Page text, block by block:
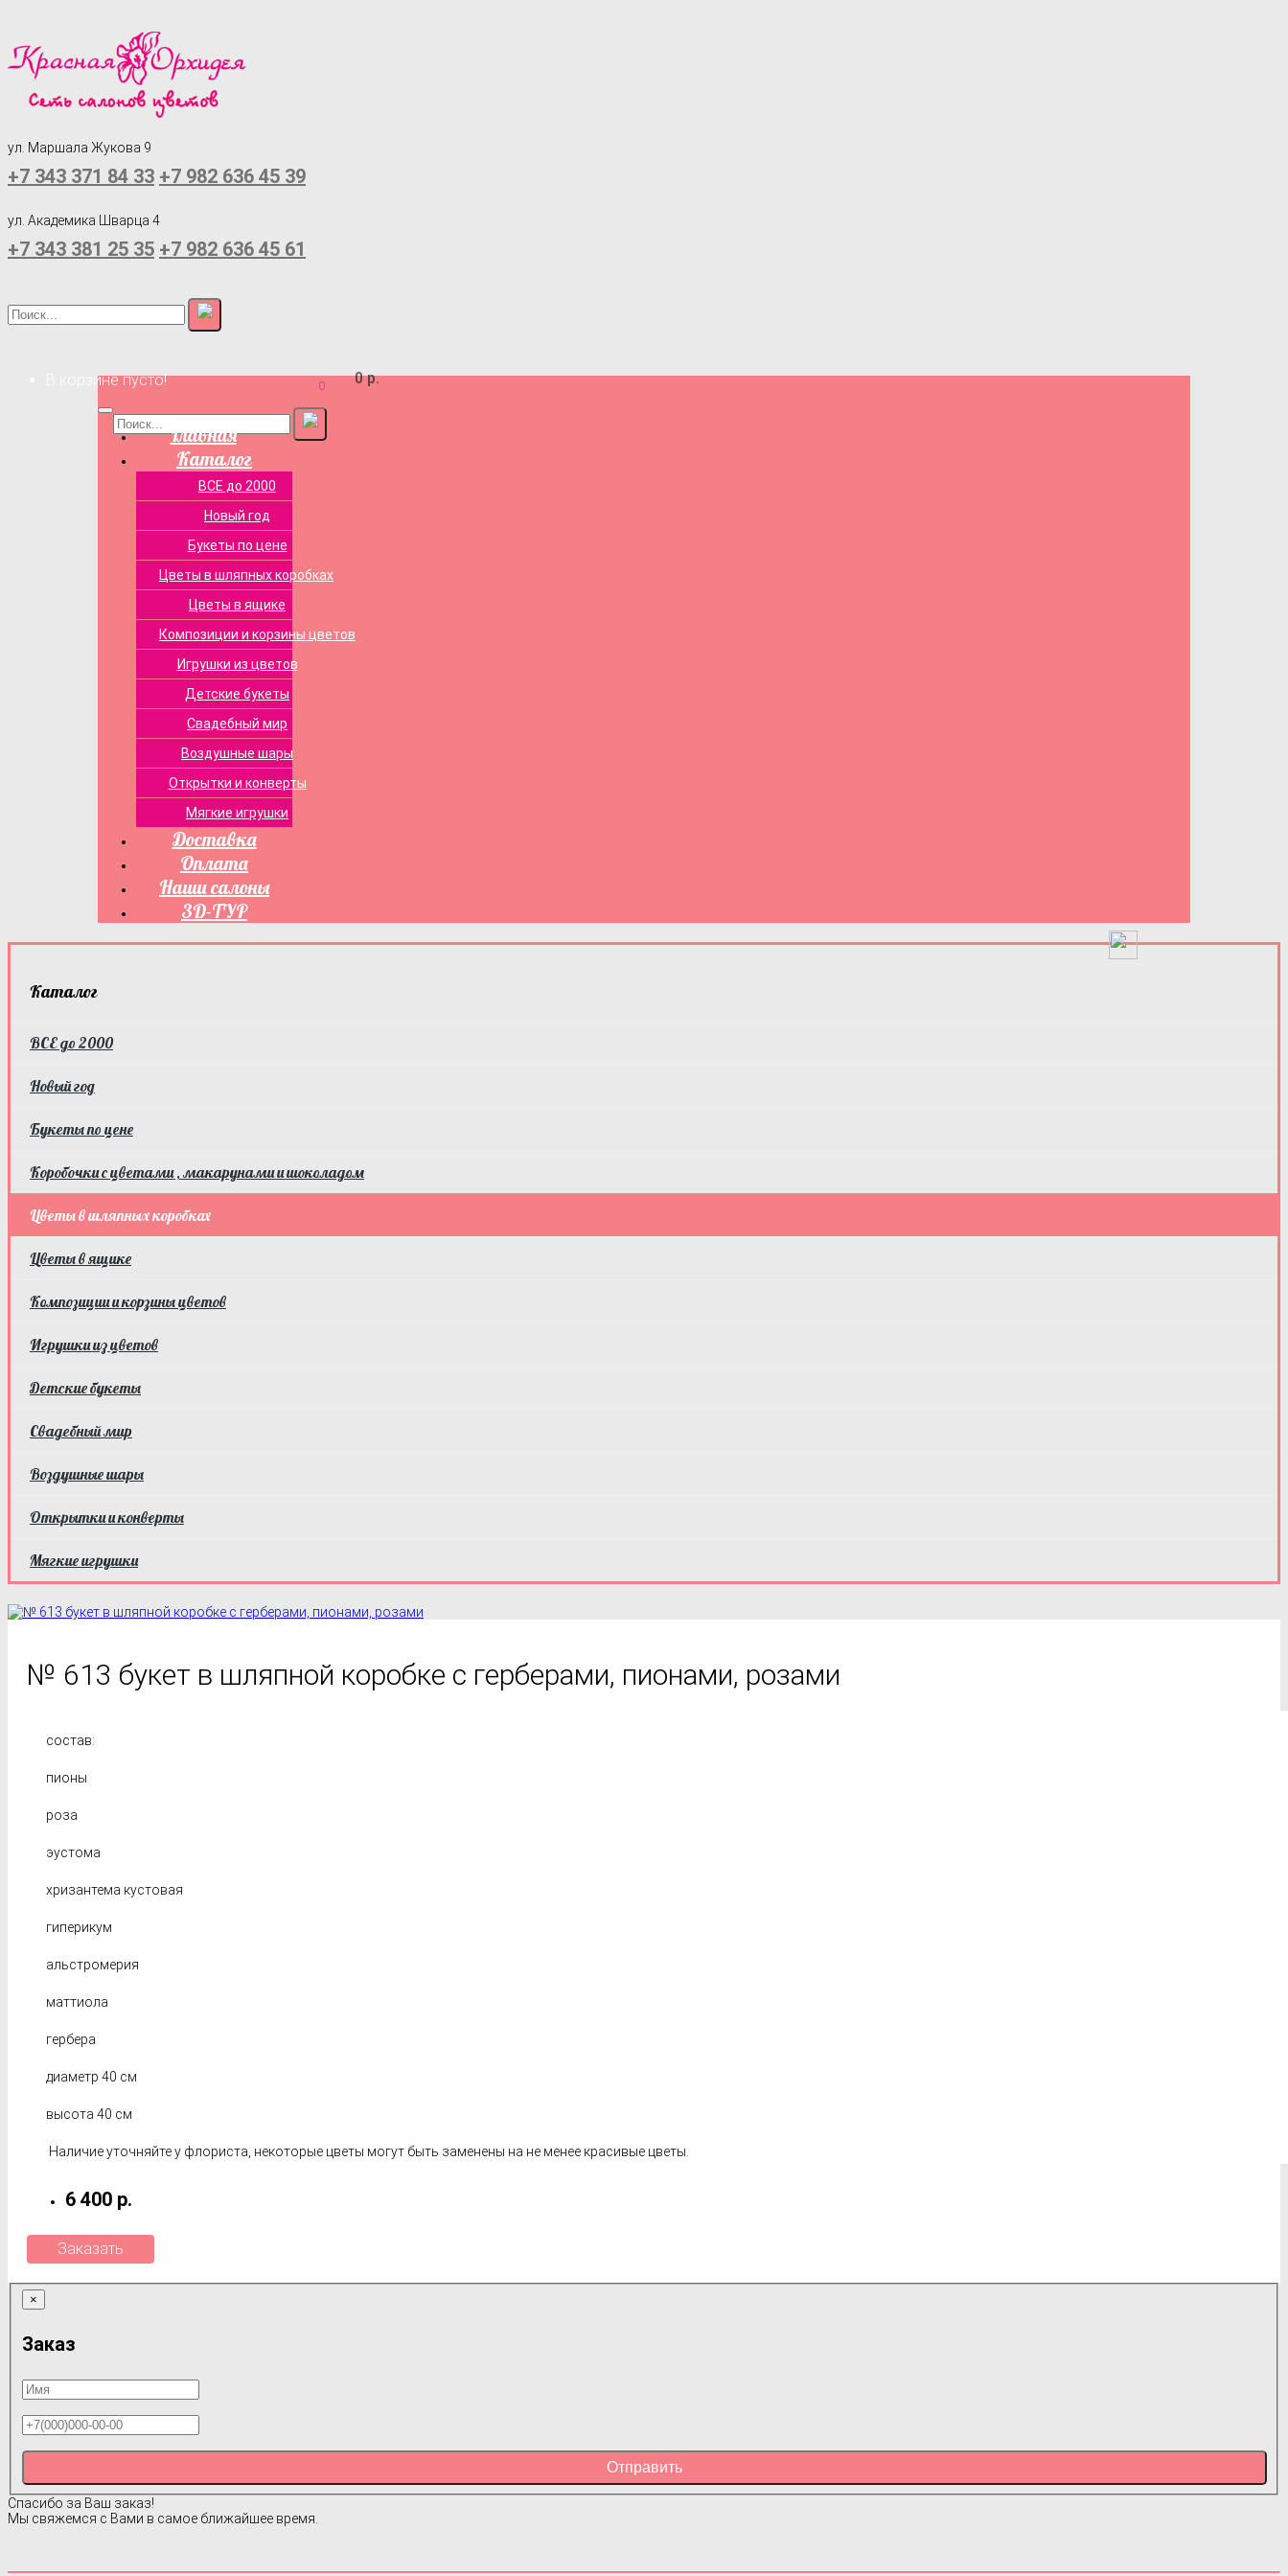
ул. Маршала Жукова 9
+7 343 371 84 33 +7 982 636 45 39
ул. Академика Шварца 4
+7 343 381 25 35 +7 982 636 45 61
0 0 р.
В корзине пусто!
Главная
Каталог
ВСЕ до 2000
Новый год
Букеты по цене
Цветы в шляпных коробках
Цветы в ящике
Композиции и корзины цветов
Игрушки из цветов
Детские букеты
Свадебный мир
Воздушные шары
Открытки и конверты
Мягкие игрушки
Доставка
Оплата
Наши салоны
3D-ТУР
Каталог
ВСЕ до 2000
Новый год
Букеты по цене
Коробочки с цветами , макарунами и шоколадом
Цветы в шляпных коробках
Цветы в ящике
Композиции и корзины цветов
Игрушки из цветов
Детские букеты
Свадебный мир
Воздушные шары
Открытки и конверты
Мягкие игрушки
№ 613 букет в шляпной коробке с герберами, пионами, розами
состав:
пионы
роза
эустома
хризантема кустовая
гиперикум
альстромерия
маттиола
гербера
диаметр 40 см
высота 40 см
Наличие уточняйте у флориста, некоторые цветы могут быть заменены на не менее красивые цветы.
6 400 р.
Заказать
×
Заказ
Отправить
Спасибо за Ваш заказ!
Мы свяжемся с Вами в самое ближайшее время.